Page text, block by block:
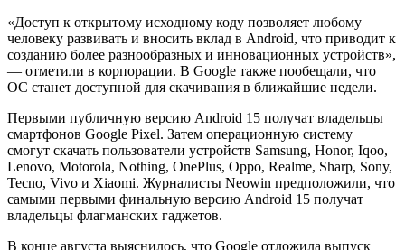
«Доступ к открытому исходному коду позволяет любому
человеку развивать и вносить вклад в Android, что приводит к
созданию более разнообразных и инновационных устройств»,
— отметили в корпорации. В Google также пообещали, что
ОС станет доступной для скачивания в ближайшие недели.
Первыми публичную версию Android 15 получат владельцы
смартфонов Google Pixel. Затем операционную систему
смогут скачать пользователи устройств Samsung, Honor, Iqoo,
Lenovo, Motorola, Nothing, OnePlus, Oppo, Realme, Sharp, Sony,
Tecno, Vivo и Xiaomi. Журналисты Neowin предположили, что
самыми первыми финальную версию Android 15 получат
владельцы флагманских гаджетов.
В конце августа выяснилось, что Google отложила выпуск